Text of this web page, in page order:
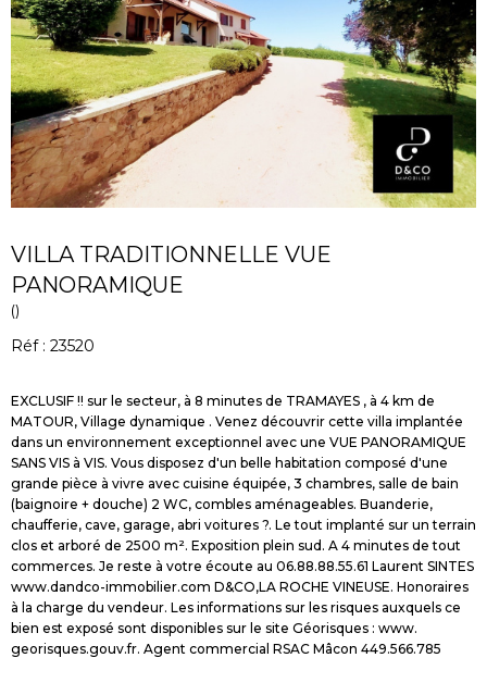
VILLA TRADITIONNELLE VUE
PANORAMIQUE
()
Réf : 23520
EXCLUSIF !! sur le secteur, à 8 minutes de TRAMAYES , à 4 km de
MATOUR, Village dynamique . Venez découvrir cette villa implantée
dans un environnement exceptionnel avec une VUE PANORAMIQUE
SANS VIS à VIS. Vous disposez d'un belle habitation composé d'une
grande pièce à vivre avec cuisine équipée, 3 chambres, salle de bain
(baignoire + douche) 2 WC, combles aménageables. Buanderie,
chaufferie, cave, garage, abri voitures ?. Le tout implanté sur un terrain
clos et arboré de 2500 m². Exposition plein sud. A 4 minutes de tout
commerces. Je reste à votre écoute au 06.88.88.55.61 Laurent SINTES
www.dandco-immobilier.com D&CO,LA ROCHE VINEUSE. Honoraires
à la charge du vendeur. Les informations sur les risques auxquels ce
bien est exposé sont disponibles sur le site Géorisques : www.